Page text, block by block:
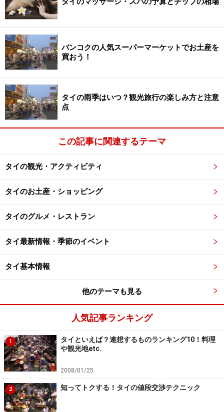
アユタヤの川エビはエビ味噌も濃厚で量が多いのだそう！
チャオプラヤー川沿いにあるタイ料理レストラン。1966
年から営業しているレトロな雰囲気のレストランです。
ちょうどガイドが乗ったタイ国際航空の機内誌に「アユ
タヤで行くべき有名店」としても紹介されていたので、
かなり知られているレストランなのでしょう。
看板メニューだけあって他のレストランとは一味もふた味も
バーンマイリムナームに比べると静かなエリアにあるの
で、少人数でゆっくり落ち着いて食事をしたい人におす
チンプラー（魚のすり身グリーンカレー）も看板料理。
魚のすり身のぷりぷりとした食感とグリーンカレーの濃
厚な味わいはここでしか味わうことのできない逸品で
す。
■Phee Krung Kao(ペークルンガオ）
住所：4 U-Thong Rd, Amphur Muang, Ayutthaya
TEL：035-241-555
営業時間：9:00～21:00
定休日：無休
アクセス：アユタヤ中心部からトゥクトゥクで12～3分
※記事内容は執筆時点のものです。最新の内容をご確認くださ
い。
※海外を訪れる際には最新情報の入手に努め、「
バンコクの人気スーパーマーケットでお土産を
買おう！
タイの雨季はいつ？観光旅行の楽しみ方と注意
点
この記事に関連するテーマ
タイの観光・アクティビティ
タイのお土産・ショッピング
タイのグルメ・レストラン
タイ最新情報・季節のイベント
タイ基本情報
他のテーマも見る
人気記事ランキング
1
タイといえば？連想するものランキング10！料理
や観光地etc.
2008/01/25
2 知ってトクする！タイの値段交渉テクニック